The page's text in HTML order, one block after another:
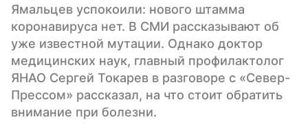
Ямальцев успокоили: нового штамма
коронавируса нет. В СМИ рассказывают об
уже известной мутации. Однако доктор
медицинских наук, главный профилактолог
ЯНАО Сергей Токарев в разговоре с «Север-
Прессом» рассказал, на что стоит обратить
внимание при болезни.